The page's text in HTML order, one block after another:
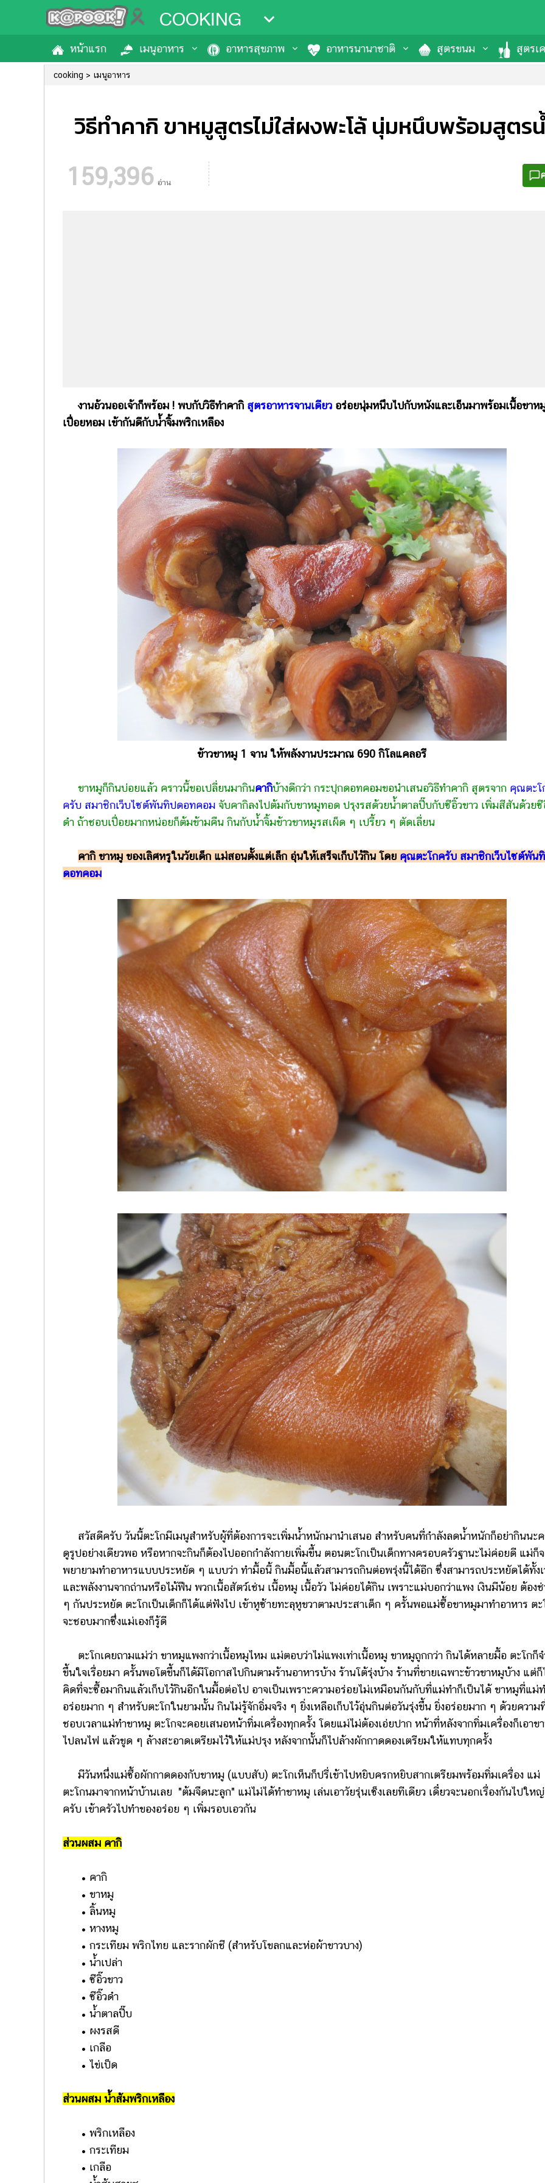
COOKING
หน้าแรก เมนูอาหาร อาหารสุขภาพ อาหารนานาชาติ สูตรขนม สูตรเ
cooking เมนูอาหาร
วิธีทำคากิ ขาหมูสูตรไม่ใส่ผงพะโล้ นุ่มหนึบพร้อมสูตร
159,396 อ่าน
งานอ้วนออเจ้าก็พร้อม ! พบกับวิธีทำคากิ สูตรอาหารจานเดียว อร่อยนุ่มหนึบไปกับหนังและเอ็นมาพร้อมเนื้อขาห
เปื่อยหอม เข้ากันดีกับน้ำจิ้มพริกเหลือง
ข้าวขาหมู 1 จาน ให้พลังงานประมาณ 690 กิโลแคลอรี
ขาหมูก็กินบ่อยแล้ว คราวนี้ขอเปลี่ยนมากินคากิบ้างดีกว่า กระปุกดอทคอมขอนำเสนอวิธีทำคากิ สูตรจาก คุณตะโ
ครับ สมาชิกเว็บไซต์พันทิปดอทคอม จับคากิลงไปต้มกับขาหมูทอด ปรุงรสด้วยน้ำตาลปี๊บกับซีอิ๊วขาว เพิ่มสีสันด้วยซี
ดำ ถ้าชอบเปื่อยมากหน่อยก็ต้มข้ามคืน กินกับน้ำจิ้มข้าวขาหมูรสเผ็ด ๆ เปรี้ยว ๆ ตัดเลี่ยน
คากิ ขาหมู ของเลิศหรูในวัยเด็ก แม่สอนตั้งแต่เล็ก อุ่นให้เสร็จเก็บไว้กิน โดย คุณตะโกครับ สมาชิกเว็บไซต์พัน
ดอทคอม
สวัสดีครับ วันนี้ตะโกมีเมนูสำหรับผู้ที่ต้องการจะเพิ่มน้ำหนักมานำเสนอ สำหรับคนที่กำลังลดน้ำหนักก็อย่ากินนะ
ดูรูปอย่างเดียวพอ หรือหากจะกินก็ต้องไปออกกำลังกายเพิ่มขึ้น ตอนตะโกเป็นเด็กทางครอบครัวฐานะไม่ค่อยดี แม่ก็
พยายามทำอาหารแบบประหยัด ๆ แบบว่า ทำมื้อนี้ กินมื้อนี้แล้วสามารถกินต่อพรุ่งนี้ได้อีก ซึ่งสามารถประหยัดได้ทั้งเ
และพลังงานจากถ่านหรือไม้ฟืน พวกเนื้อสัตว์เช่น เนื้อหมู เนื้อวัว ไม่ค่อยได้กิน เพราะแม่บอกว่าแพง เงินมีน้อย ต้อง
ๆ กันประหยัด ตะโกเป็นเด็กก็ได้แต่ฟังไป เข้าหูซ้ายทะลุหูขวาตามประสาเด็ก ๆ ครั้นพอแม่ซื้อขาหมูมาทำอาหาร ตะ
จะชอบมากซึ่งแม่เองก็รู้ดี
ตะโกเคยถามแม่ว่า ขาหมูแพงกว่าเนื้อหมูไหม แม่ตอบว่าไม่แพงเท่าเนื้อหมู ขาหมูถูกกว่า กินได้หลายมื้อ ตะโกก็จ
ขึ้นใจเรื่อยมา ครั้นพอโตขึ้นก็ได้มีโอกาสไปกินตามร้านอาหารบ้าง ร้านโต้รุ่งบ้าง ร้านที่ขายเฉพาะข้าวขาหมูบ้าง แต่ก็
คิดที่จะซื้อมากินแล้วเก็บไว้กินอีกในมื้อต่อไป อาจเป็นเพราะความอร่อยไม่เหมือนกันกับที่แม่ทำก็เป็นได้ ขาหมูที่แม่
อร่อยมาก ๆ สำหรับตะโกในยามนั้น กินไม่รู้จักอิ่มจริง ๆ ยิ่งเหลือเก็บไว้อุ่นกินต่อวันรุ่งขึ้น ยิ่งอร่อยมาก ๆ ด้วยความ
ชอบเวลาแม่ทำขาหมู ตะโกจะคอยเสนอหน้าทิ่มเครื่องทุกครั้ง โดยแม่ไม่ต้องเอ่ยปาก หน้าที่หลังจากทิ่มเครื่องก็เอาข
ไปลนไฟ แล้วขูด ๆ ล้างสะอาดเตรียมไว้ให้แม่ปรุง หลังจากนั้นก็ไปล้างผักกาดดองเตรียมให้แทบทุกครั้ง
มีวันหนึ่งแม่ซื้อผักกาดดองกับขาหมู (แบบสับ) ตะโกเห็นก็ปรี่เข้าไปหยิบครกหยิบสากเตรียมพร้อมทิ่มเครื่อง แม่
ตะโกนมาจากหน้าบ้านเลย "ต้มจืดนะลูก" แม่ไม่ได้ทำขาหมู เล่นเอาวัยรุ่นเซ็งเลยทีเดียว เดี๋ยวจะนอกเรื่องกันไปให
ครับ เข้าครัวไปทำของอร่อย ๆ เพิ่มรอบเอวกัน
ส่วนผสม คากิ
• คากิ
• ขาหมู
• ลิ้นหมู
• หางหมู
• กระเทียม พริกไทย และรากผักชี (สำหรับโขลกและห่อผ้าขาวบาง)
• น้ำเปล่า
• ซีอิ๊วขาว
• ซีอิ๊วดำ
• น้ำตาลปี๊บ
• ผงรสดี
• เกลือ
• ไข่เป็ด
ส่วนผสม น้ำส้มพริกเหลือง
• พริกเหลือง
• กระเทียม
• เกลือ